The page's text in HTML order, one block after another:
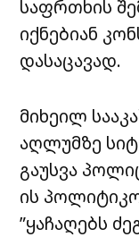
საფრთხის
იქნებიან
დასაცავად.
მიხეილ
აღლუმზე
გაუსვა
ის
”ყაჩაღებს